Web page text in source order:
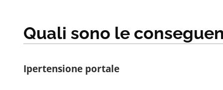
Quali sono le
Ipertensione portale